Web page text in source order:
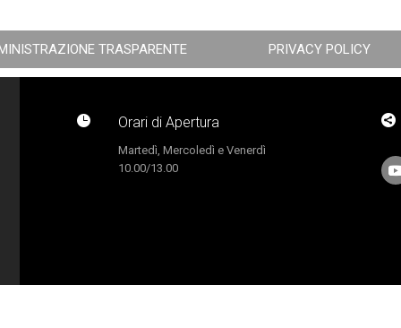
TRASPARENTE PRIVACY POLICY
 Orari di Apertura
Martedì, Mercoledì e Venerdì
10.00/13.00
